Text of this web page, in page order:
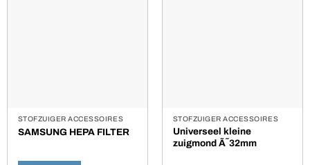
STOFZUIGER ACCESSOIRES
SAMSUNG HEPA FILTER
STOFZUIGER ACCESSOIRES
Universeel kleine
zuigmond Ã˜32mm